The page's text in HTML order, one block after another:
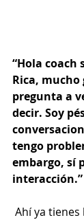
“Hola coach
Rica, mucho
pregunta a
decir. Soy
tengo
embargo, sí
interacción.”